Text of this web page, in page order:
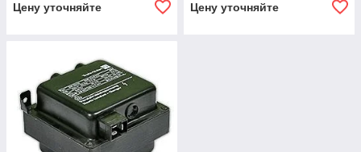
Цену уточняйте Цену уточняйте